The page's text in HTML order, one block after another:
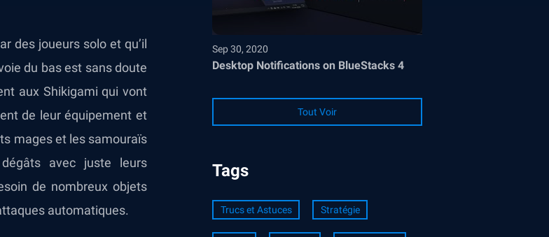
des joueurs solo et qu’il
du bas est sans doute
aux Shikigami qui vont
de leur équipement et
mages et les samouraïs
avec juste leurs
de nombreux objets
automatiques.
Sep 30, 2020
Desktop Notifications on BlueStacks 4
Tout Voir
Tags
Trucs et Astuces Stratégie